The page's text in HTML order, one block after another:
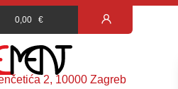
0,00 €
2, 10000 Zagreb